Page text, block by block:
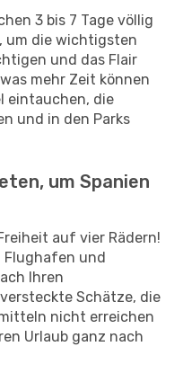
3 bis 7 Tage völlig
um die wichtigsten
und das Flair
mehr Zeit können
eintauchen, die
und in den Parks
um Spanien
auf vier Rädern!
Flughafen und
Ihren
Schätze, die
nicht erreichen
Urlaub ganz nach